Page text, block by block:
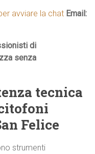
avviare la chat Email:
di
senza
tecnica
Felice
strumenti